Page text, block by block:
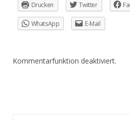
Drucken Twitter
WhatsApp E-Mail
Kommentarfunktion deaktiviert.